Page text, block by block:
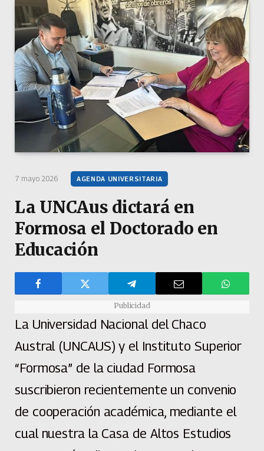
7 mayo 2026 AGENDA UNIVERSITARIA
La UNCAus dictará en
Formosa el Doctorado en
Educación
Publicidad
La Universidad Nacional del Chaco
Austral (UNCAUS) y el Instituto Superior
“Formosa” de la ciudad Formosa
suscribieron recientemente un convenio
de cooperación académica, mediante el
cual nuestra la Casa de Altos Estudios